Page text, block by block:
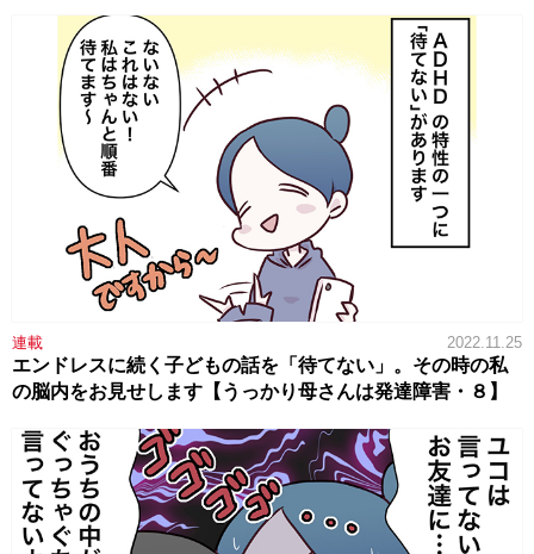
連載 2022.11.25
エンドレスに続く子どもの話を「待てない」。その時の私
の脳内をお見せします【うっかり母さんは発達障害・８】